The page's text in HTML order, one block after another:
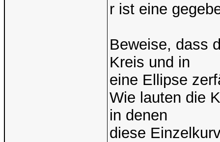
r ist eine
Beweise, dass
Kreis und in
eine Ellipse
Wie lauten die
in denen
diese